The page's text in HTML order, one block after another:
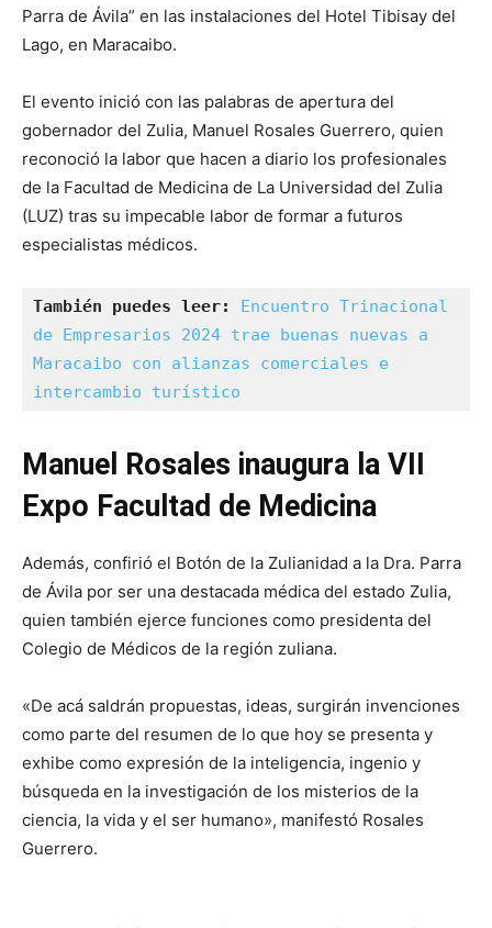
Parra de Ávila” en las instalaciones del Hotel Tibisay del
Lago, en Maracaibo.
El evento inició con las palabras de apertura del
gobernador del Zulia, Manuel Rosales Guerrero, quien
reconoció la labor que hacen a diario los profesionales
de la Facultad de Medicina de La Universidad del Zulia
(LUZ) tras su impecable labor de formar a futuros
especialistas médicos.
También puedes leer:
Encuentro Trinacional
de Empresarios 2024 trae buenas nuevas a
Maracaibo con alianzas comerciales e
intercambio turístico
Manuel Rosales inaugura la VII
Expo Facultad de Medicina
Además, confirió el Botón de la Zulianidad a la Dra. Parra
de Ávila por ser una destacada médica del estado Zulia,
quien también ejerce funciones como presidenta del
Colegio de Médicos de la región zuliana.
«De acá saldrán propuestas, ideas, surgirán invenciones
como parte del resumen de lo que hoy se presenta y
exhibe como expresión de la inteligencia, ingenio y
búsqueda en la investigación de los misterios de la
ciencia, la vida y el ser humano», manifestó Rosales
Guerrero.